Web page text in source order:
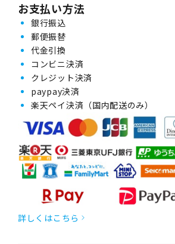
お支払い方法
銀行振込
郵便振替
代金引換
コンビニ決済
クレジット決済
paypay決済
楽天ペイ決済（国内配送のみ）
詳しくはこちら